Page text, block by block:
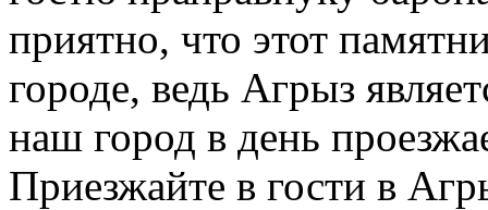
приятно, что этот
городе, ведь Агрыз
наш город в день
Приезжайте в гости в